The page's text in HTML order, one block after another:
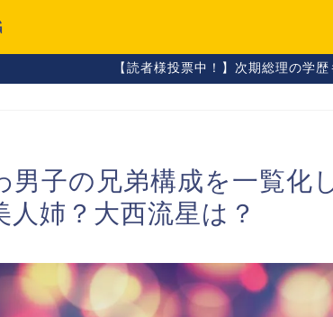
【読者様投票中！】次期総理の学
男子の兄弟構成を一覧化
人姉？大西流星は？